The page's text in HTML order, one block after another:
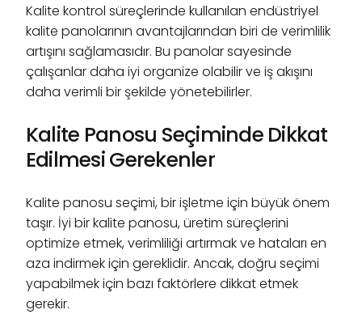
Kalite kontrol süreçlerinde kullanılan endüstriyel
kalite panolarının avantajlarından biri de verimlilik
artışını sağlamasıdır. Bu panolar sayesinde
çalışanlar daha iyi organize olabilir ve iş akışını
daha verimli bir şekilde yönetebilirler.
Kalite Panosu Seçiminde Dikkat
Edilmesi Gerekenler
Kalite panosu seçimi, bir işletme için büyük önem
taşır. İyi bir kalite panosu, üretim süreçlerini
optimize etmek, verimliliği artırmak ve hataları en
aza indirmek için gereklidir. Ancak, doğru seçimi
yapabilmek için bazı faktörlere dikkat etmek
gerekir.